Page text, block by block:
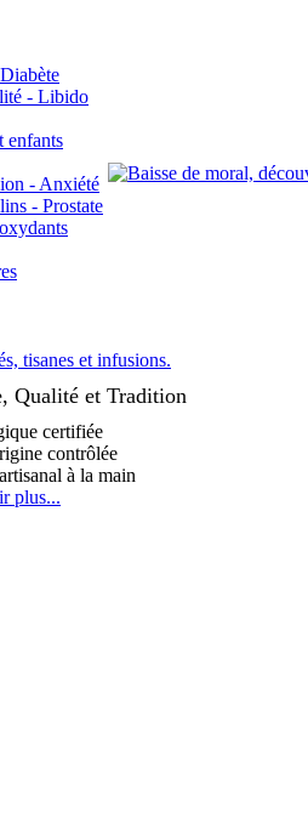
- Libido
enfants
- Anxiété
- Prostate
Qualité et Tradition
certifiée
contrôlée
à la main
plus...